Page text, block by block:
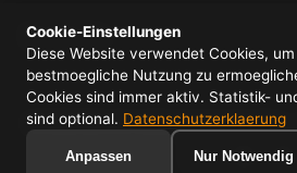
Mein Konto
© 2026 IDS UG (haftungsbeschraenkt) -
f ig yt
Cookie-Einstellungen
Diese Website verwendet Cookies,
bestmoegliche Nutzung zu
Cookies sind immer aktiv. Statistik-
sind optional. Datenschutzerklaerung
Anpassen Nur Notwendig